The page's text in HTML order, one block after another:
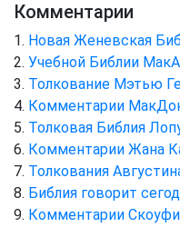
Комментарии
Новая Женевская
Учебной Библии
Толкование Мэтью
Комментарии
Толковая Библия
Комментарии Жана
Толкования
Библия говорит
Комментарии